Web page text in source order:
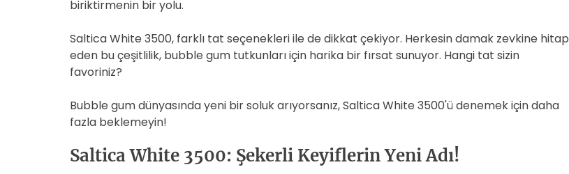
biriktirmenin bir yolu.
Saltica White 3500, farklı tat seçenekleri ile de dikkat çekiyor. Herkesin damak zevkine hitap
eden bu çeşitlilik, bubble gum tutkunları için harika bir fırsat sunuyor. Hangi tat sizin
favoriniz?
Bubble gum dünyasında yeni bir soluk arıyorsanız, Saltica White 3500'ü denemek için daha
fazla beklemeyin!
Saltica White 3500: Şekerli Keyiflerin Yeni Adı!